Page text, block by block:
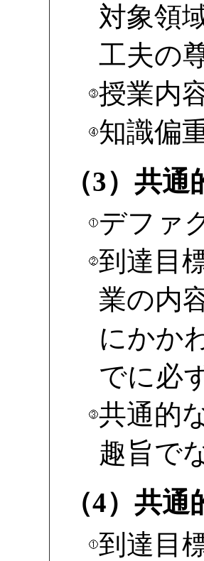
対象領
工夫の
授業内
知識偏
（3）共
デファ
到達目
業の内
にかか
でに必
共通的
趣旨で
（4）共
到達目